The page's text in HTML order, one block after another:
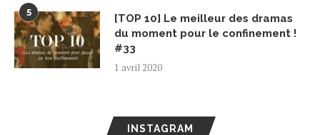
5
[TOP 10] Le meilleur des dramas
du moment pour le confinement !
#33
1 avril 2020
INSTAGRAM